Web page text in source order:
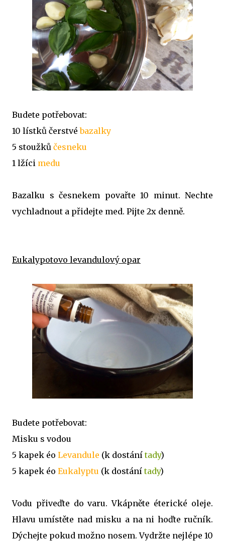
Budete potřebovat:
10 lístků čerstvé bazalky
5 stoužků česneku
1 lžíci medu
Bazalku s česnekem povařte 10 minut. Nechte
vychladnout a přidejte med. Pijte 2x denně.
Eukalypotovo levandulový opar
Budete potřebovat:
Misku s vodou
5 kapek éo Levandule (k dostánítady)
5 kapek éo Eukalyptu (k dostánítady)
Vodu přiveďte do varu. Vkápněte éterické oleje.
Hlavu umístěte nad misku a na ni hoďte ručník.
Dýchejte pokud možno nosem. Vydržte nejlépe 10